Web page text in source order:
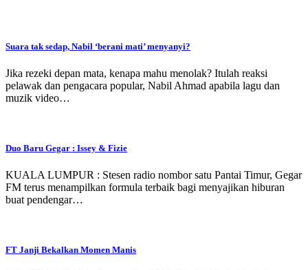
Suara tak sedap, Nabil ‘berani mati’ menyanyi?
Jika rezeki depan mata, kenapa mahu menolak? Itulah reaksi
pelawak dan pengacara popular, Nabil Ahmad apabila lagu dan
muzik video…
Duo Baru Gegar : Issey & Fizie
KUALA LUMPUR : Stesen radio nombor satu Pantai Timur, Gegar
FM terus menampilkan formula terbaik bagi menyajikan hiburan
buat pendengar…
FT Janji Bekalkan Momen Manis